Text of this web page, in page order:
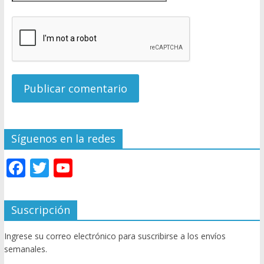
Síguenos en la redes
F
e
b
o
T
itt
er
Y
u
T
u
Suscripción
Ingrese su correo electrónico para suscribirse a los envíos
semanales.